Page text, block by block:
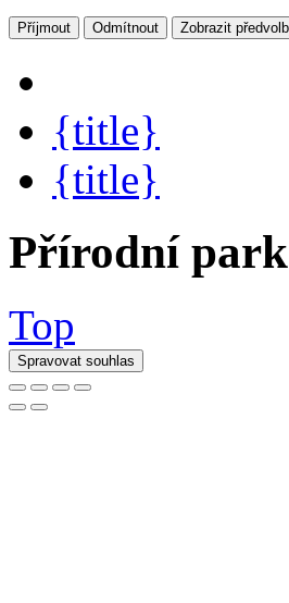
Příjmout Odmítnout Zobrazit
{title}
{title}
Přírodní
Top
Spravovat souhlas